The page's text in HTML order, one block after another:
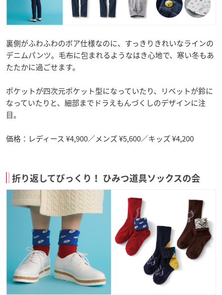
裏側がふわふわのボア仕様なのに、すっきりきれいなラインの
デニムパンツ。毛布に包まれるようなはき心地で、寒い冬もあ
たたかに過ごせます。
ポケットが四次元ポケット型になっていたり、リベットが鈴に
なっていたりと、細部までドラえもんづくしのデザインに注
目。
価格：レディース ¥4,900／メンズ ¥5,600／キッズ ¥4,200
折り返してびっくり！ ひみつ道具ソックスの会